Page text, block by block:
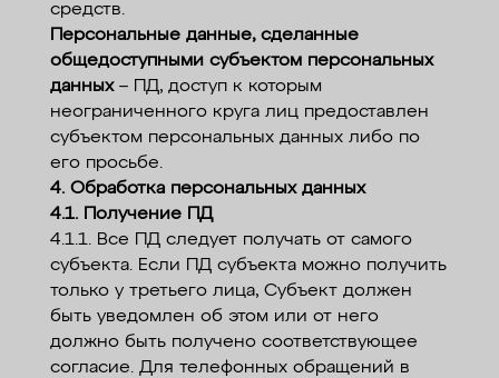
средств.
Персональные данные, сделанные
общедоступными субъектом персональных
данных– ПД, доступ к которым
неограниченного круга лиц предоставлен
субъектом персональных данных либо по
его просьбе.
4. Обработка персональных данных
4.1. Получение ПД
4.1.1. Все ПД следует получать от самого
субъекта. Если ПД субъекта можно получить
только у третьего лица, Субъект должен
быть уведомлен об этом или от него
должно быть получено соответствующее
согласие. Для телефонных обращений в